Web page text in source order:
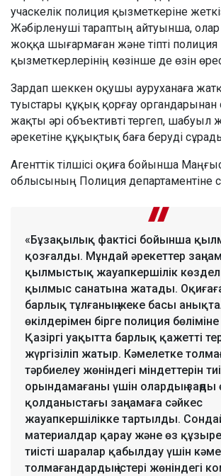
учаскелік полиция қызметкеріне
Жәбірленуші тараптың айтуынша, олар
жоққа шығармаған және тіпті полиция
қызметкерлерінің көзінше де өзін
Зардап шеккен оқушы ауруханаға
туыстары құқық қорғау
жақты әрі объективті тергеп, шабуыл
әрекетіне құқықтық баға беруді
Агенттік тілшісі оқиға бойынша
облысының Полиция департаментіне
«Бұзақылық фактісі бойынша
қозғалды. Мұндай әрекеттер
қылмыстық жауапкершілік
қылмыс санатына жатады.
барлық тұлғаның жеке басы
өкілдерімен бірге полиция бөліміне
Қазіргі уақытта барлық қажетті
жүргізіліп жатыр. Кәмелетке
тәрбиелеу жөніндегі міндеттерін
орындамағаны үшін олардың заңды
қолданыстағы заңнамаға сәйкес
жауапкершілікке тартылды.
материалдар қарау және өз
тиісті шаралар қабылдау үшін
толмағандардың істері жөніндегі